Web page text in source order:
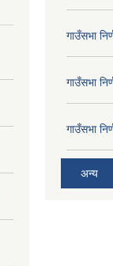
गाउँसभा
गाउँसभा
गाउँसभा
अन्य